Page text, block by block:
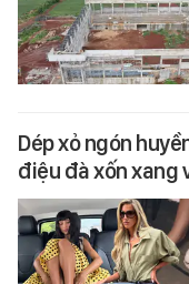
Dép xỏ ngón
điệu đà xốn xang